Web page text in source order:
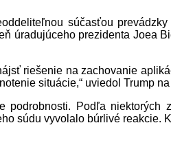
súčasťou
úradujúceho prezidenta Joea
riešenie na zachovanie
situácie,“ uviedol Trump
Podľa niektorých
súdu vyvolalo búrlivé reakcie.